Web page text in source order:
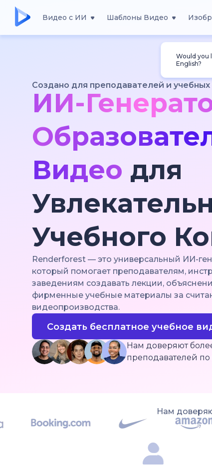
Видео с ИИ Шаблоны Видео
Would you
English?
Создано для преподавателей и
ИИ-
Видео для
Учебного
Renderforest — это универсальный ИИ-
который помогает преподавателям,
заведениям создавать лекции,
фирменные учебные материалы за
видеопроизводства.
Создать бесплатное учебное
Нам доверяют
преподавателей
Нам